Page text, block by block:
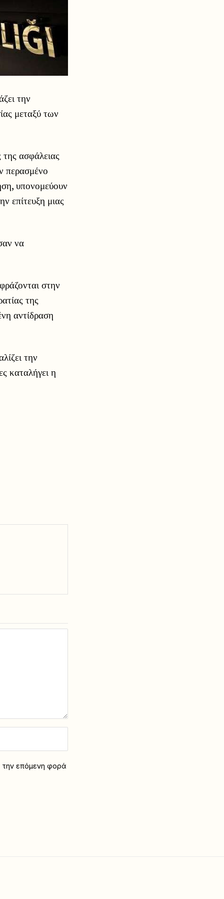
την
μεταξύ των
ασφάλειας
περασμένο
υπονομεύουν
επίτευξη μιας
να
στην
της
αντίδραση
την
καταλήγει η
την επόμενη φορά